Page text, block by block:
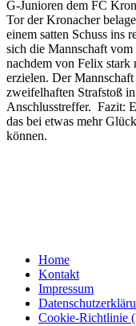
G-Junioren dem FC
Tor der Kronacher
einem satten Schuss ins
sich die Mannschaft
nachdem von Felix stark
erzielen. Der
zweifelhaften Strafstoß
Anschlusstreffer. Fazit:
das bei etwas mehr
können.
Home
Kontakt
Impressum
Cookie-Richtlinie